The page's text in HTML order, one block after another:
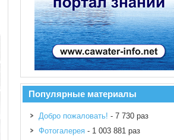
Популярные материалы
Добро пожаловать! - 7 730 раз
Фотогалерея - 1 003 881 раз